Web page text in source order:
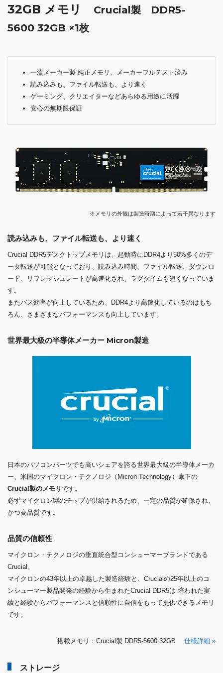
32GB メモリ
Crucial製 DDR5-
5600 32GB ×1枚
一流メーカー製 純正メモリ、メーカーフルテスト済み
読み込みも、ファイル転送も、より速く
ゲーミング、クリエイターなどあらゆる用途に活躍
安心の無期限保証
※メモリの外観は製造時期によって若干異なります
読み込みも、ファイル転送も、より速く
Crucial DDR5デスクトップメモリは、起動時にDDR4より50%多くのデ
ータ転送が可能となっており、読み込み時間、ファイル転送、ダウンロ
ード、リフレッシュレートが高速化され、ラグタイムも短くなっていま
す。
またバス効率が向上しているため、DDR4より高速化しているのはもち
ろん、さまざまなパフォーマンスも向上しています。
世界最大級の半導体メーカー Micron製造
日本のパソコンパーツでも高いシェアを誇る世界最大級の半導体メーカ
ー、米国のマイクロン・テクノロジ（Micron Technology）傘下の
Crucial製のメモリです。
必ずマイクロン製のチップが供給されるため、一定の品質が確保され、
かつ高品質です。
品質の信頼性
マイクロン・テクノロジの垂直統合型コンシューマーブランドである
Crucial。
マイクロンの43年以上の卓越した製造経験と、Crucialの25年以上のコ
ンシューマー製品開発の経験から生まれたCrucial DDR5は 培われた実
績と経験からパフォーマンスと信頼性に自信をもって提供できるメモリ
です。
搭載メモリ：Crucial製 DDR5-5600 32GB 仕様詳細 »
ストレージ